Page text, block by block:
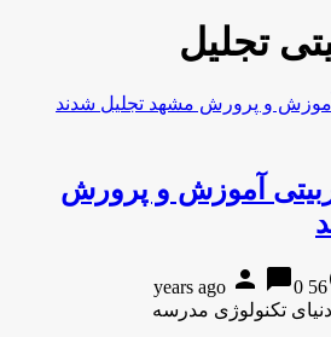
تجلیل
آموزش و پرورش
56 years ago
person chat_bubble0